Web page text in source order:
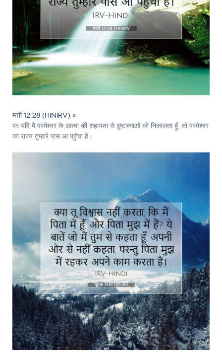
मत्ती 12:28 (HINIRV) »
पर यदि मैं परमेश्‍वर के आत्मा की सहायता से दुष्टात्माओं को निकालता हूँ, तो परमेश्‍वर
का राज्य तुम्हारे पास आ पहुँचा है।